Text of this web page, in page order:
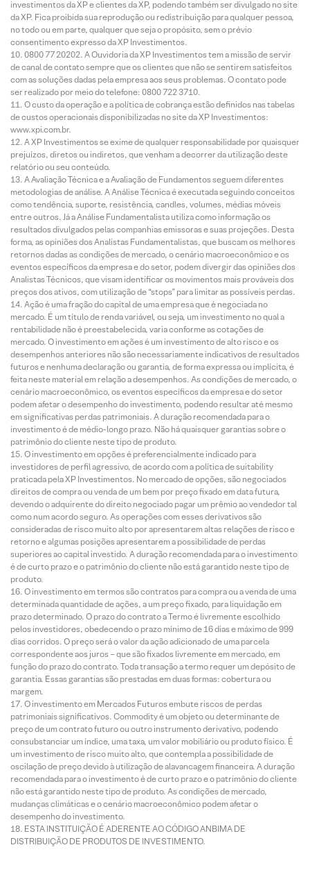
investimentos da XP e clientes da XP, podendo também ser divulgado no site
da XP. Fica proibida sua reprodução ou redistribuição para qualquer pessoa,
no todo ou em parte, qualquer que seja o propósito, sem o prévio
consentimento expresso da XP Investimentos.
0800 77 20202. A Ouvidoria da XP Investimentos tem a missão de servir
de canal de contato sempre que os clientes que não se sentirem satisfeitos
com as soluções dadas pela empresa aos seus problemas. O contato pode
ser realizado por meio do telefone: 0800 722 3710.
O custo da operação e a política de cobrança estão definidos nas tabelas
de custos operacionais disponibilizadas no site da XP Investimentos:
www.xpi.com.br.
A XP Investimentos se exime de qualquer responsabilidade por quaisquer
prejuízos, diretos ou indiretos, que venham a decorrer da utilização deste
relatório ou seu conteúdo.
A Avaliação Técnica e a Avaliação de Fundamentos seguem diferentes
metodologias de análise. A Análise Técnica é executada seguindo conceitos
como tendência, suporte, resistência, candles, volumes, médias móveis
entre outros. Já a Análise Fundamentalista utiliza como informação os
resultados divulgados pelas companhias emissoras e suas projeções. Desta
forma, as opiniões dos Analistas Fundamentalistas, que buscam os melhores
retornos dadas as condições de mercado, o cenário macroeconômico e os
eventos específicos da empresa e do setor, podem divergir das opiniões dos
Analistas Técnicos, que visam identificar os movimentos mais prováveis dos
preços dos ativos, com utilização de “stops” para limitar as possíveis perdas.
Ação é uma fração do capital de uma empresa que é negociada no
mercado. É um título de renda variável, ou seja, um investimento no qual a
rentabilidade não é preestabelecida, varia conforme as cotações de
mercado. O investimento em ações é um investimento de alto risco e os
desempenhos anteriores não são necessariamente indicativos de resultados
futuros e nenhuma declaração ou garantia, de forma expressa ou implícita, é
feita neste material em relação a desempenhos. As condições de mercado, o
cenário macroeconômico, os eventos específicos da empresa e do setor
podem afetar o desempenho do investimento, podendo resultar até mesmo
em significativas perdas patrimoniais. A duração recomendada para o
investimento é de médio-longo prazo. Não há quaisquer garantias sobre o
patrimônio do cliente neste tipo de produto.
O investimento em opções é preferencialmente indicado para
investidores de perfil agressivo, de acordo com a política de suitability
praticada pela XP Investimentos. No mercado de opções, são negociados
direitos de compra ou venda de um bem por preço fixado em data futura,
devendo o adquirente do direito negociado pagar um prêmio ao vendedor tal
como num acordo seguro. As operações com esses derivativos são
consideradas de risco muito alto por apresentarem altas relações de risco e
retorno e algumas posições apresentarem a possibilidade de perdas
superiores ao capital investido. A duração recomendada para o investimento
é de curto prazo e o patrimônio do cliente não está garantido neste tipo de
produto.
O investimento em termos são contratos para compra ou a venda de uma
determinada quantidade de ações, a um preço fixado, para liquidação em
prazo determinado. O prazo do contrato a Termo é livremente escolhido
pelos investidores, obedecendo o prazo mínimo de 16 dias e máximo de 999
dias corridos. O preço será o valor da ação adicionado de uma parcela
correspondente aos juros – que são fixados livremente em mercado, em
função do prazo do contrato. Toda transação a termo requer um depósito de
garantia. Essas garantias são prestadas em duas formas: cobertura ou
margem.
O investimento em Mercados Futuros embute riscos de perdas
patrimoniais significativos. Commodity é um objeto ou determinante de
preço de um contrato futuro ou outro instrumento derivativo, podendo
consubstanciar um índice, uma taxa, um valor mobiliário ou produto físico. É
um investimento de risco muito alto, que contempla a possibilidade de
oscilação de preço devido à utilização de alavancagem financeira. A duração
recomendada para o investimento é de curto prazo e o patrimônio do cliente
não está garantido neste tipo de produto. As condições de mercado,
mudanças climáticas e o cenário macroeconômico podem afetar o
desempenho do investimento.
ESTA INSTITUIÇÃO É ADERENTE AO CÓDIGO ANBIMA DE
DISTRIBUIÇÃO DE PRODUTOS DE INVESTIMENTO.